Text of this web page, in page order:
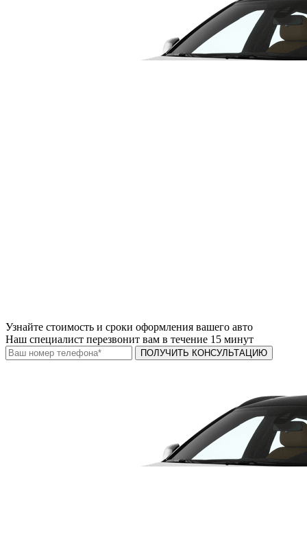
Узнайте стоимость и сроки оформления вашего авто
Наш специалист перезвонит вам в течение 15 минут
ПОЛУЧИТЬ КОНСУЛЬТАЦИЮ